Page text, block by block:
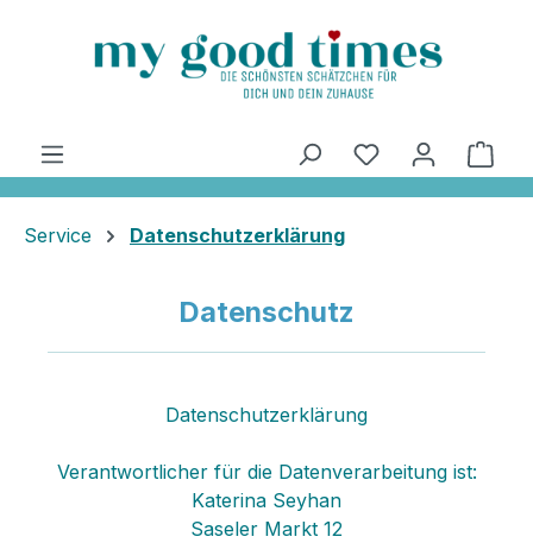
Service Datenschutzerklärung
Datenschutz
Datenschutzerklärung
Verantwortlicher für die Datenverarbeitung ist:
Katerina Seyhan
Saseler Markt 12